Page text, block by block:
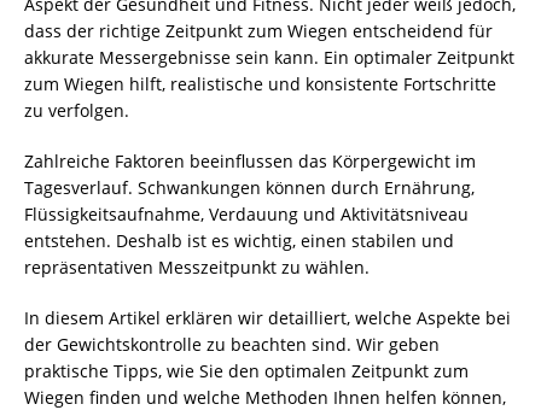
dass der richtige Zeitpunkt zum Wiegen entscheidend für
akkurate Messergebnisse sein kann. Ein optimaler Zeitpunkt
zum Wiegen hilft, realistische und konsistente Fortschritte
zu verfolgen.
Zahlreiche Faktoren beeinflussen das Körpergewicht im
Tagesverlauf. Schwankungen können durch Ernährung,
Flüssigkeitsaufnahme, Verdauung und Aktivitätsniveau
entstehen. Deshalb ist es wichtig, einen stabilen und
repräsentativen Messzeitpunkt zu wählen.
In diesem Artikel erklären wir detailliert, welche Aspekte bei
der Gewichtskontrolle zu beachten sind. Wir geben
praktische Tipps, wie Sie den optimalen Zeitpunkt zum
Wiegen finden und welche Methoden Ihnen helfen können,